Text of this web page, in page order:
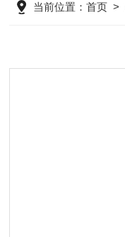
当前位置：首页 >